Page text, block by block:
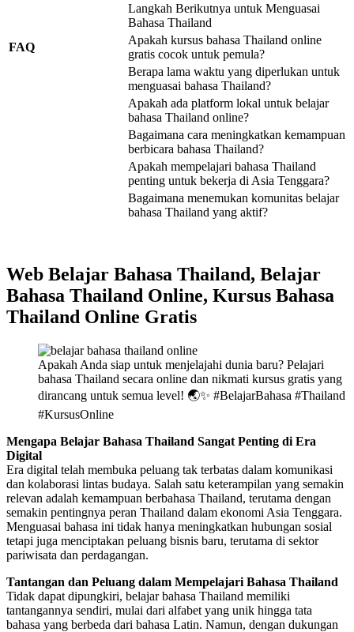
Langkah Berikutnya untuk Menguasai
Bahasa Thailand
FAQ
Apakah kursus bahasa Thailand online
gratis cocok untuk pemula?
Berapa lama waktu yang diperlukan untuk
menguasai bahasa Thailand?
Apakah ada platform lokal untuk belajar
bahasa Thailand online?
Bagaimana cara meningkatkan kemampuan
berbicara bahasa Thailand?
Apakah mempelajari bahasa Thailand
penting untuk bekerja di Asia Tenggara?
Bagaimana menemukan komunitas belajar
bahasa Thailand yang aktif?
Web Belajar Bahasa Thailand, Belajar
Bahasa Thailand Online, Kursus Bahasa
Thailand Online Gratis
Apakah Anda siap untuk menjelajahi dunia baru? Pelajari
bahasa Thailand secara online dan nikmati kursus gratis yang
dirancang untuk semua level! 🌏✨ #BelajarBahasa #Thailand
#KursusOnline
Mengapa Belajar Bahasa Thailand Sangat Penting di Era
Digital
Era digital telah membuka peluang tak terbatas dalam komunikasi
dan kolaborasi lintas budaya. Salah satu keterampilan yang semakin
relevan adalah kemampuan berbahasa Thailand, terutama dengan
semakin pentingnya peran Thailand dalam ekonomi Asia Tenggara.
Menguasai bahasa ini tidak hanya meningkatkan hubungan sosial
tetapi juga menciptakan peluang bisnis baru, terutama di sektor
pariwisata dan perdagangan.
Tantangan dan Peluang dalam Mempelajari Bahasa Thailand
Tidak dapat dipungkiri, belajar bahasa Thailand memiliki
tantangannya sendiri, mulai dari alfabet yang unik hingga tata
bahasa yang berbeda dari bahasa Latin. Namun, dengan dukungan